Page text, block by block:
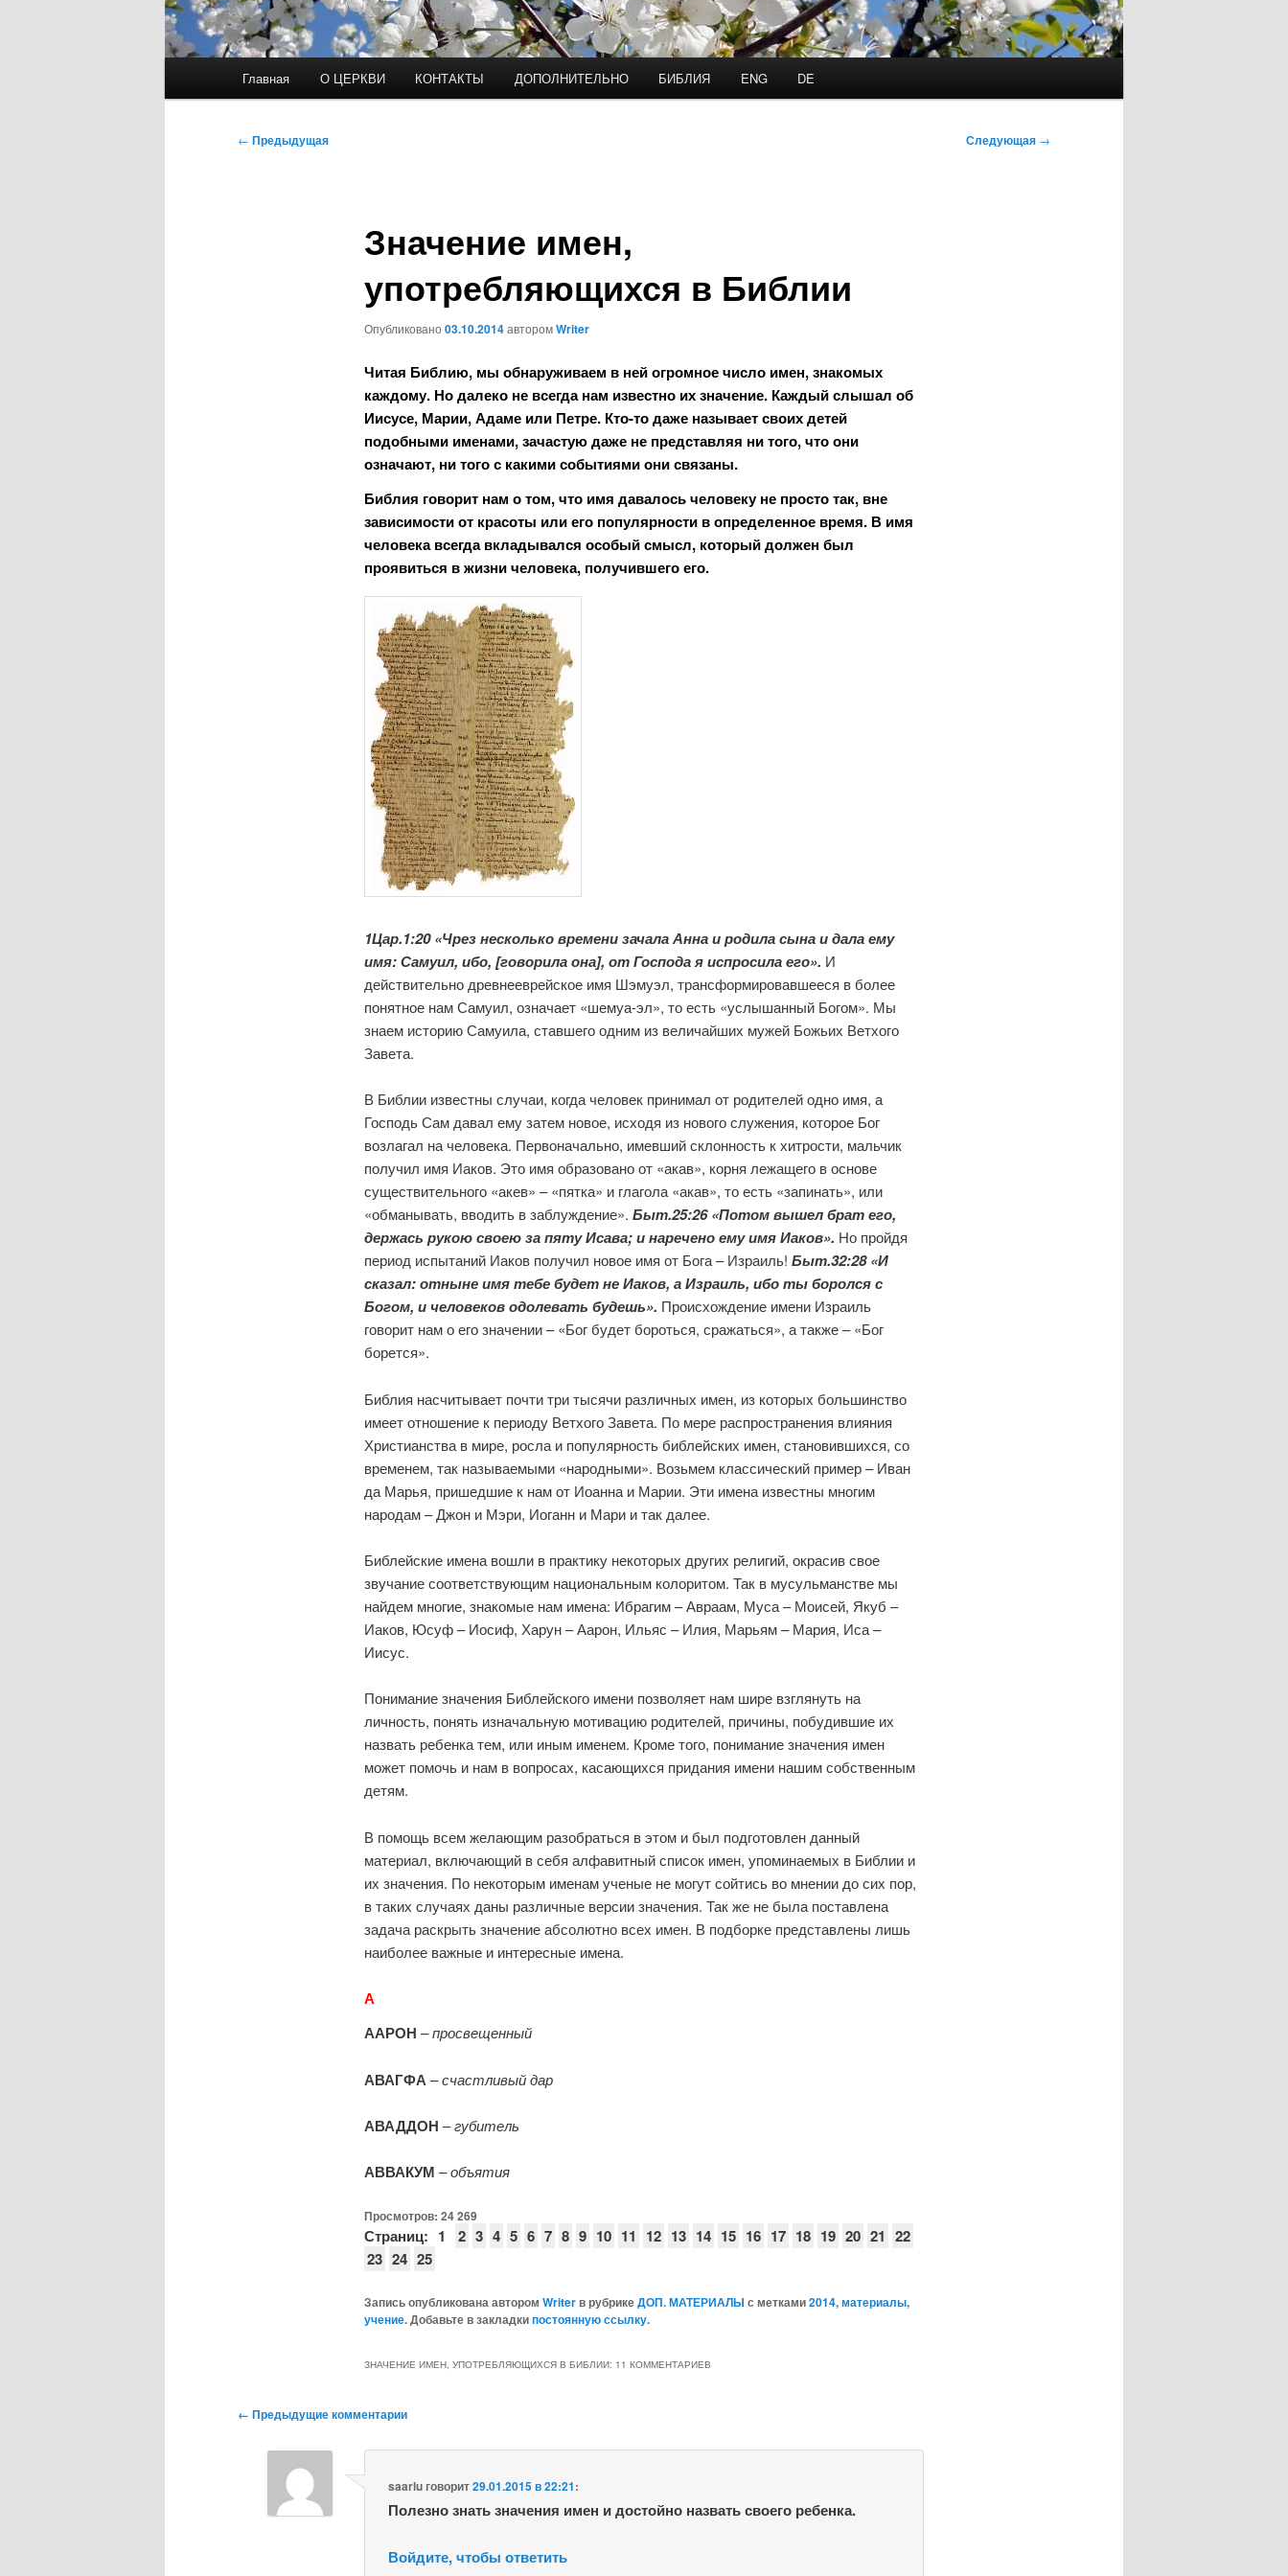
Главная О ЦЕРКВИ КОНТАКТЫ ДОПОЛНИТЕЛЬНО БИБЛИЯ ENG DE
Навигация
← Предыдущая Следующая →
Значение имен,
употребляющихся в Библии
Опубликовано 03.10.2014авторомWriter
Читая Библию, мы обнаруживаем в ней огромное число имен, знакомых
каждому. Но далеко не всегда нам известно их значение. Каждый слышал об
Иисусе, Марии, Адаме или Петре. Кто-то даже называет своих детей
подобными именами, зачастую даже не представляя ни того, что они
означают, ни того с какими событиями они связаны.
Библия говорит нам о том, что имя давалось человеку не просто так, вне
зависимости от красоты или его популярности в определенное время. В имя
человека всегда вкладывался особый смысл, который должен был
проявиться в жизни человека, получившего его.
1Цар.1:20 «Чрез несколько времени зачала Анна и родила сына и дала ему
имя: Самуил, ибо, [говорила она], от Господа я испросила его». И
действительно древнееврейское имя Шэмуэл, трансформировавшееся в более
понятное нам Самуил, означает «шемуа-эл», то есть «услышанный Богом». Мы
знаем историю Самуила, ставшего одним из величайших мужей Божьих Ветхого
Завета.
В Библии известны случаи, когда человек принимал от родителей одно имя, а
Господь Сам давал ему затем новое, исходя из нового служения, которое Бог
возлагал на человека. Первоначально, имевший склонность к хитрости, мальчик
получил имя Иаков. Это имя образовано от «акав», корня лежащего в основе
существительного «акев» – «пятка» и глагола «акав», то есть «запинать», или
«обманывать, вводить в заблуждение». Быт.25:26 «Потом вышел брат его,
держась рукою своею за пяту Исава; и наречено ему имя Иаков». Но пройдя
период испытаний Иаков получил новое имя от Бога – Израиль! Быт.32:28 «И
сказал: отныне имя тебе будет не Иаков, а Израиль, ибо ты боролся с
Богом, и человеков одолевать будешь». Происхождение имени Израиль
говорит нам о его значении – «Бог будет бороться, сражаться», а также – «Бог
борется».
Библия насчитывает почти три тысячи различных имен, из которых большинство
имеет отношение к периоду Ветхого Завета. По мере распространения влияния
Христианства в мире, росла и популярность библейских имен, становившихся, со
временем, так называемыми «народными». Возьмем классический пример – Иван
да Марья, пришедшие к нам от Иоанна и Марии. Эти имена известны многим
народам – Джон и Мэри, Иоганн и Мари и так далее.
Библейские имена вошли в практику некоторых других религий, окрасив свое
звучание соответствующим национальным колоритом. Так в мусульманстве мы
найдем многие, знакомые нам имена: Ибрагим – Авраам, Муса – Моисей, Якуб –
Иаков, Юсуф – Иосиф, Харун – Аарон, Ильяс – Илия, Марьям – Мария, Иса –
Иисус.
Понимание значения Библейского имени позволяет нам шире взглянуть на
личность, понять изначальную мотивацию родителей, причины, побудившие их
назвать ребенка тем, или иным именем. Кроме того, понимание значения имен
может помочь и нам в вопросах, касающихся придания имени нашим собственным
детям.
В помощь всем желающим разобраться в этом и был подготовлен данный
материал, включающий в себя алфавитный список имен, упоминаемых в Библии и
их значения. По некоторым именам ученые не могут сойтись во мнении до сих пор,
в таких случаях даны различные версии значения. Так же не была поставлена
задача раскрыть значение абсолютно всех имен. В подборке представлены лишь
наиболее важные и интересные имена.
А
ААРОН –просвещенный
АВАГФА–счастливый дар
АВАДДОН –губитель
АВВАКУМ –объятия
Просмотров: 24 269
Страниц: 1 2 3 4 5 6 7 8 9 10 11 12 13 14 15 16 17 18 19 20 21 22
23 24 25
Запись опубликована автором Writerв рубрикеДОП. МАТЕРИАЛЫ с метками2014,материалы,
учение. Добавьте в закладкипостоянную ссылку.
ЗНАЧЕНИЕ ИМЕН, УПОТРЕБЛЯЮЩИХСЯ В БИБЛИИ: 11 КОММЕНТАРИЕВ
Навигация
комментариям
← Предыдущие комментарии
saarlu говорит29.01.2015 в 22:21:
Полезно знать значения имен и достойно назвать своего ребенка.
Войдите, чтобы ответить